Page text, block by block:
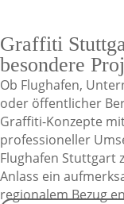
Graffiti
besondere
Ob Flughafen,
oder öffentlicher
Graffiti-Konzepte
professioneller
Flughafen Stuttgart
Anlass ein
regionalem Bezug